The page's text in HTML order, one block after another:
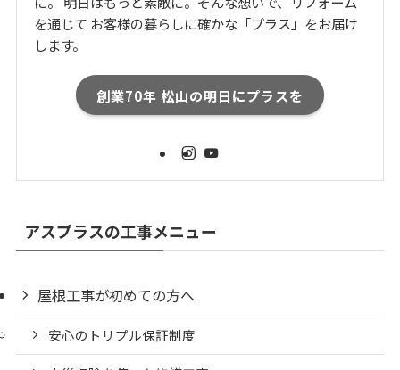
を通じて お客様の暮らしに確かな「プラス」をお届け
します。
創業70年 松山の明日にプラスを
アスプラスの工事メニュー
屋根工事が初めての方へ
安心のトリプル保証制度